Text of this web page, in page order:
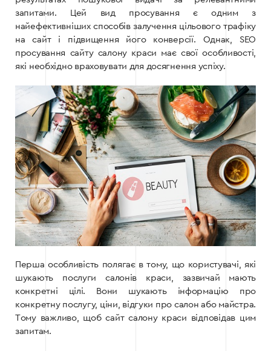
запитами. Цей вид просування є одним з
найефективніших способів залучення цільового трафіку
на сайт і підвищення його конверсії. Однак, SEO
просування сайту салону краси має свої особливості,
які необхідно враховувати для досягнення успіху.
Перша особливість полягає в тому, що користувачі, які
шукають послуги салонів краси, зазвичай мають
конкретні цілі. Вони шукають інформацію про
конкретну послугу, ціни, відгуки про салон або майстра.
Тому важливо, щоб сайт салону краси відповідав цим
запитам.